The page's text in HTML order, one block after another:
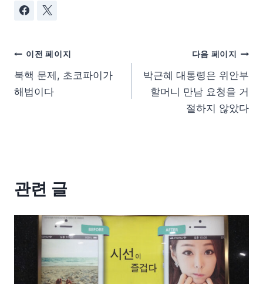
이전 페이지
북핵 문제, 초코파이가
해법이다
다음 페이지
박근혜 대통령은 위안부
할머니 만남 요청을 거
절하지 않았다
관련 글